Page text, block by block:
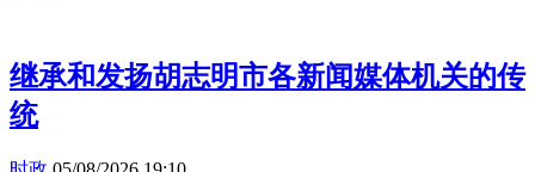
继承和发扬胡志明市各新闻媒体机关的传
统